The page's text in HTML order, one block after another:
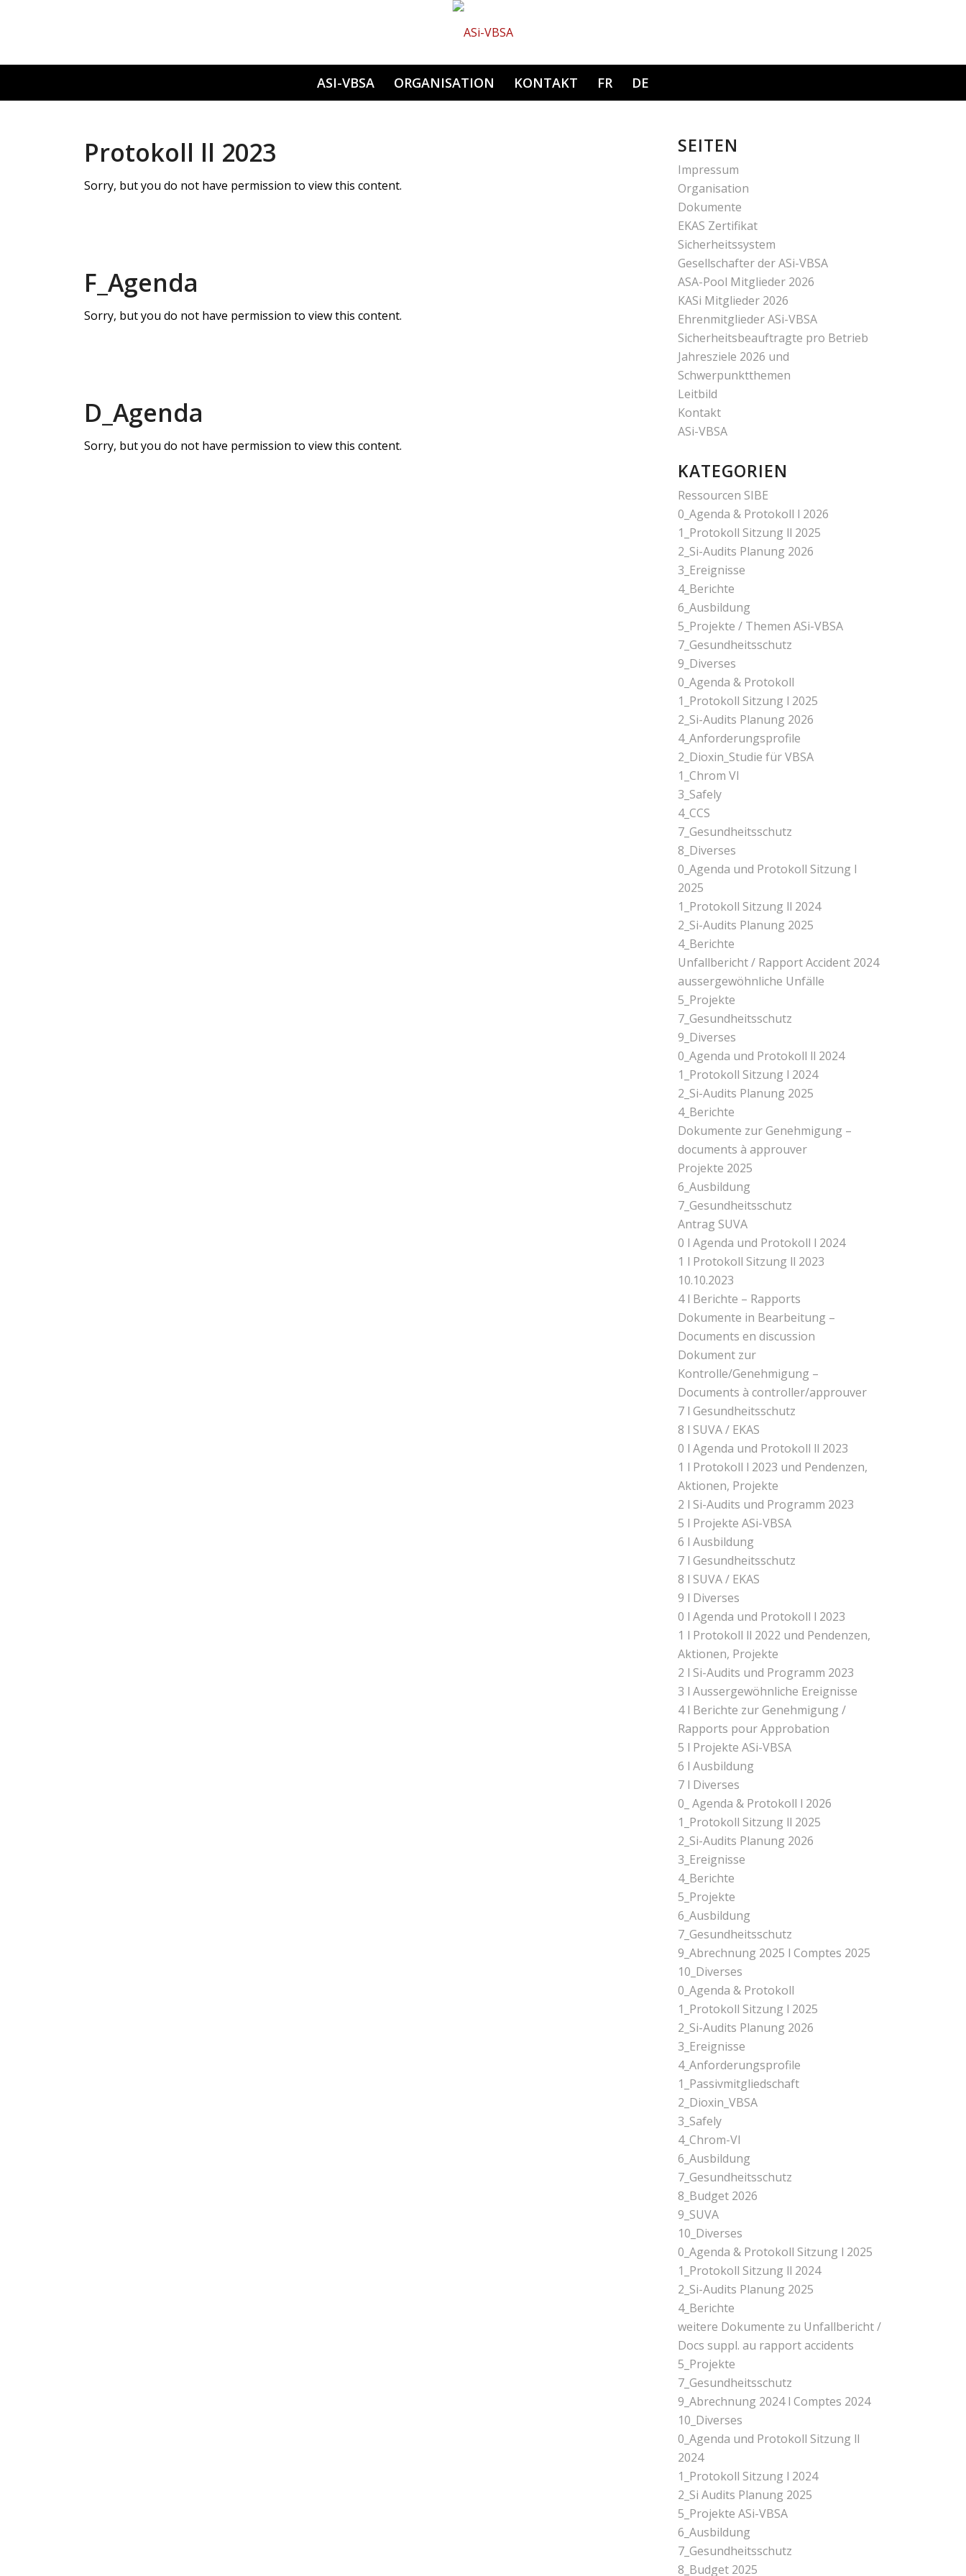
Hauptnavigation
ASI-VBSA ORGANISATION KONTAKT FR DE
Protokoll ll 2023
Sorry, but you do not have permission to view this content.
F_Agenda
Sorry, but you do not have permission to view this content.
D_Agenda
Sorry, but you do not have permission to view this content.
SEITEN
Impressum
Organisation
Dokumente
EKAS Zertifikat
Sicherheitssystem
Gesellschafter der ASi-VBSA
ASA-Pool Mitglieder 2026
KASi Mitglieder 2026
Ehrenmitglieder ASi-VBSA
Sicherheitsbeauftragte pro Betrieb
Jahresziele 2026 und
Schwerpunktthemen
Leitbild
Kontakt
ASi-VBSA
KATEGORIEN
Ressourcen SIBE
0_Agenda & Protokoll l 2026
1_Protokoll Sitzung ll 2025
2_Si-Audits Planung 2026
3_Ereignisse
4_Berichte
6_Ausbildung
5_Projekte / Themen ASi-VBSA
7_Gesundheitsschutz
9_Diverses
0_Agenda & Protokoll
1_Protokoll Sitzung l 2025
2_Si-Audits Planung 2026
4_Anforderungsprofile
2_Dioxin_Studie für VBSA
1_Chrom Vl
3_Safely
4_CCS
7_Gesundheitsschutz
8_Diverses
0_Agenda und Protokoll Sitzung l
2025
1_Protokoll Sitzung ll 2024
2_Si-Audits Planung 2025
4_Berichte
Unfallbericht / Rapport Accident 2024
aussergewöhnliche Unfälle
5_Projekte
7_Gesundheitsschutz
9_Diverses
0_Agenda und Protokoll ll 2024
1_Protokoll Sitzung l 2024
2_Si-Audits Planung 2025
4_Berichte
Dokumente zur Genehmigung –
documents à approuver
Projekte 2025
6_Ausbildung
7_Gesundheitsschutz
Antrag SUVA
0 l Agenda und Protokoll l 2024
1 l Protokoll Sitzung ll 2023
10.10.2023
4 l Berichte – Rapports
Dokumente in Bearbeitung –
Documents en discussion
Dokument zur
Kontrolle/Genehmigung –
Documents à controller/approuver
7 l Gesundheitsschutz
8 l SUVA / EKAS
0 l Agenda und Protokoll ll 2023
1 l Protokoll l 2023 und Pendenzen,
Aktionen, Projekte
2 l Si-Audits und Programm 2023
5 l Projekte ASi-VBSA
6 l Ausbildung
7 l Gesundheitsschutz
8 l SUVA / EKAS
9 l Diverses
0 l Agenda und Protokoll l 2023
1 l Protokoll ll 2022 und Pendenzen,
Aktionen, Projekte
2 l Si-Audits und Programm 2023
3 l Aussergewöhnliche Ereignisse
4 l Berichte zur Genehmigung /
Rapports pour Approbation
5 l Projekte ASi-VBSA
6 l Ausbildung
7 l Diverses
0_ Agenda & Protokoll l 2026
1_Protokoll Sitzung ll 2025
2_Si-Audits Planung 2026
3_Ereignisse
4_Berichte
5_Projekte
6_Ausbildung
7_Gesundheitsschutz
9_Abrechnung 2025 l Comptes 2025
10_Diverses
0_Agenda & Protokoll
1_Protokoll Sitzung l 2025
2_Si-Audits Planung 2026
3_Ereignisse
4_Anforderungsprofile
1_Passivmitgliedschaft
2_Dioxin_VBSA
3_Safely
4_Chrom-Vl
6_Ausbildung
7_Gesundheitsschutz
8_Budget 2026
9_SUVA
10_Diverses
0_Agenda & Protokoll Sitzung l 2025
1_Protokoll Sitzung ll 2024
2_Si-Audits Planung 2025
4_Berichte
weitere Dokumente zu Unfallbericht /
Docs suppl. au rapport accidents
5_Projekte
7_Gesundheitsschutz
9_Abrechnung 2024 l Comptes 2024
10_Diverses
0_Agenda und Protokoll Sitzung ll
2024
1_Protokoll Sitzung l 2024
2_Si Audits Planung 2025
5_Projekte ASi-VBSA
6_Ausbildung
7_Gesundheitsschutz
8_Budget 2025